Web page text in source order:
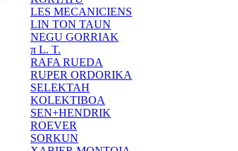
LES MECANICIENS
LIN TON TAUN
NEGU GORRIAK
π L. T.
RAFA RUEDA
RUPER ORDORIKA
SELEKTAH
KOLEKTIBOA
SEN+HENDRIK
ROEVER
SORKUN